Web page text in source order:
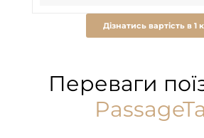
Дізнатись вартість в 1
Переваги